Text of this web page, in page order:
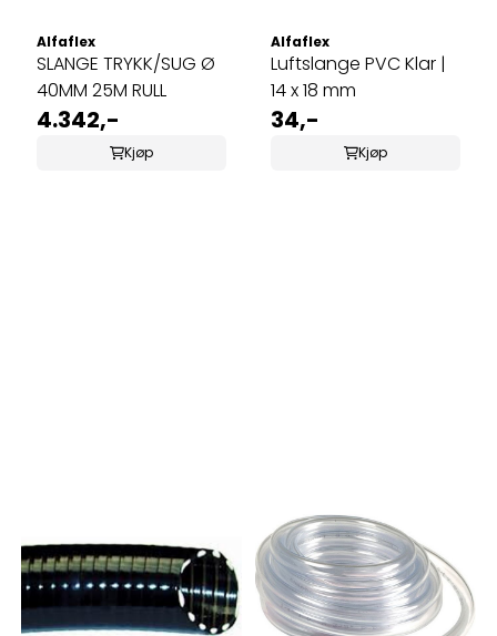
Alfaflex
SLANGE TRYKK/SUG Ø
40MM 25M RULL
4.342,-
Kjøp
Alfaflex
Luftslange PVC Klar |
14 x 18 mm
34,-
Kjøp